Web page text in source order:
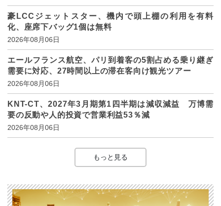
豪LCCジェットスター、機内で頭上棚の利用を有料
化、座席下バッグ1個は無料
2026年08月06日
エールフランス航空、パリ到着客の5割占める乗り継ぎ
需要に対応、27時間以上の滞在客向け観光ツアー
2026年08月06日
KNT-CT、2027年3月期第1四半期は減収減益 万博需
要の反動や人的投資で営業利益53％減
2026年08月06日
もっと見る